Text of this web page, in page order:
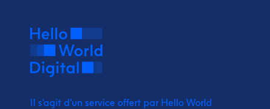
Il s'agit d'un service offert par Hello World